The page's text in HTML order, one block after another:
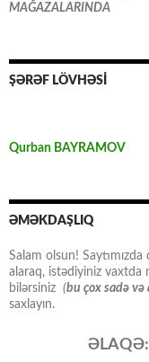
MAĞAZALARINDA
ŞƏRƏF LÖVHƏSİ
Qurban BAYRAMOV
ƏMƏKDAŞLIQ
Salam olsun!
alaraq, istədiyiniz vaxtda
bilərsiniz (bu çox sadə və
saxlayın.
ƏLAQƏ: